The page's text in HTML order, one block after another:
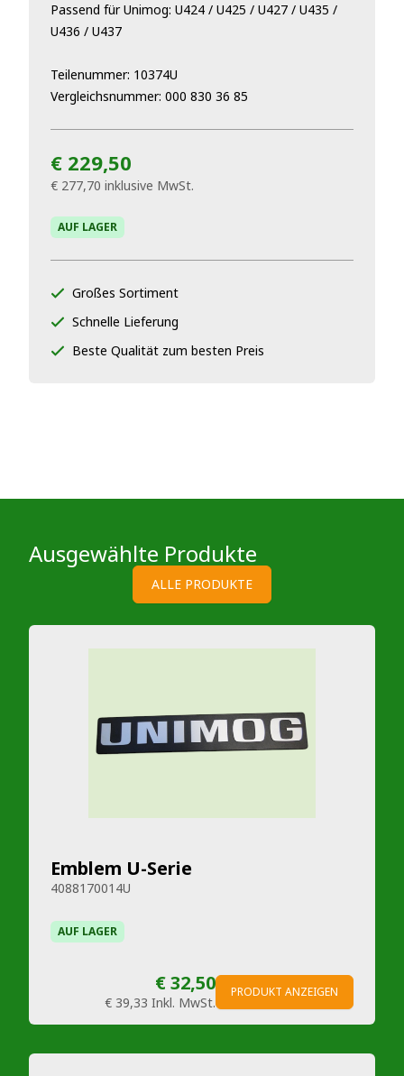
Passend für Unimog: U424 / U425 / U427 / U435 /
U436 / U437
Teilenummer: 10374U
Vergleichsnummer: 000 830 36 85
€ 229,50
€ 277,70 inklusive MwSt.
AUF LAGER
Großes Sortiment
Schnelle Lieferung
Beste Qualität zum besten Preis
Ausgewählte Produkte
ALLE PRODUKTE
Emblem U-Serie
4088170014U
AUF LAGER
€ 32,50
€ 39,33 Inkl. MwSt.
PRODUKT ANZEIGEN